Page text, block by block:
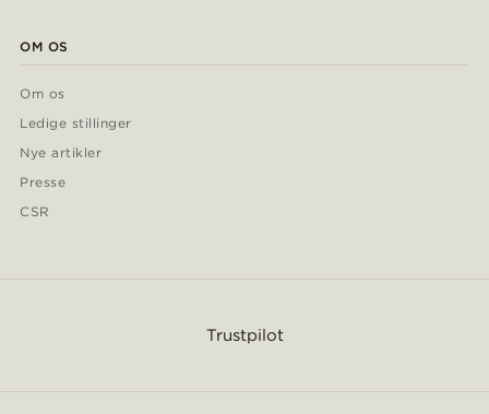
OM OS
Om os
Ledige stillinger
Nye artikler
Presse
CSR
Trustpilot